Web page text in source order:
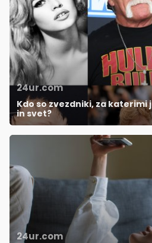
24ur.com
Kdo so zvezdniki, za katerimi
in svet?
24ur.com